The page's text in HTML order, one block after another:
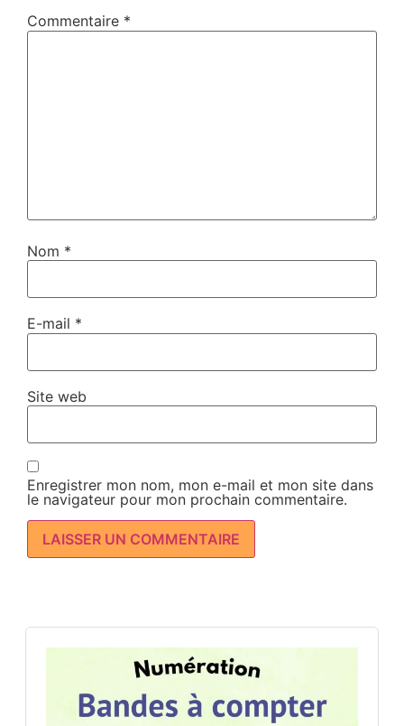
Commentaire *
Nom *
E-mail *
Site web
Enregistrer mon nom, mon e-mail et mon site dans
le navigateur pour mon prochain commentaire.